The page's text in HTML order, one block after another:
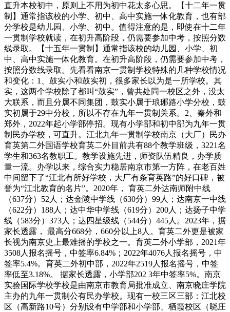
直升本校初中，原则上不用为初中花太多心思。【十二年一贯
制】通常指该校的小学、初中、高中实施一体化教育，也有部
分学校是幼儿园、小学、初中。值得注意的是，即使在十二年
一贯制学校就读，在初升高阶段，仍需要参加中考，按照分数
线录取。【十五年一贯制】通常指该校的幼儿园、小学、初
中、高中实施一体化教育。在初升高阶段，仍需要参加中考，
按照分数线录取。先看看南京一贯制学校特殊的几种学校情况
和变化：1、鼓实小和鼓实初，很多家长以为是一所学校。其
实，这两个学校除了都叫“鼓实”，曾共处同一校区之外，没太
大联系，而且分属不同集团，鼓实小属于琅琊路小学分校，鼓
实初属于29中分校，所以不存在九年一贯制关系。2、秦外和
郑外，2022年起小学部停招。现有小学部和初中部为九年一贯
制民办学校，可直升。江北九年一贯制学校南京（大厂）民办
育英第二外国语学校育英二外目前共有88个教学班级，3221名
学生和363名教职工。教学设施先进，师资队伍精良，办学质
量一流。办学以来，综合实力稳居南京市第一方阵，在老百姓
中间留下了“江北有所好学校，大厂有条育英路”的好口碑，被
誉为“江北教育的名片”。2020年， 育英二外达南师附中线
（637分）52人；达金陵中学线（630分）99人；达南京一中线
（622分）188人；达中华中学线（619分）200人；达扬子中学
线（583分）373人；达四星级线（544分）445人。2023年，据
家长透露， 最高分668分，660分以上8人。育英二外更是被家
长视为南京史上最难摇的学校之一。育英二外小学部，2021年
3508人报名摇号，中签率6.84%；2022年4076人报名摇号，中
签率5.4%。育英二外初中部，2022年2519人报名摇号，中签
率低至3.18%。 据家长透露，小学部202 3年中签率5%。南京
实验国际学校学校是由南京市教育局批准成立、南京晓庄学院
主办的九年一贯制公有民办学校。现有一校三区三部：江北校
区（高新路10号）分别设有中学部和小学部、栖霞校区（晓庄